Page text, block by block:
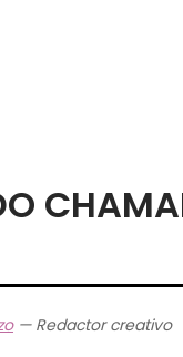
— Redactor creativo